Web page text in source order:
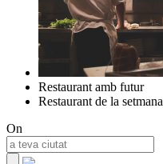
Restaurant amb futur
Restaurant de la setmana
On